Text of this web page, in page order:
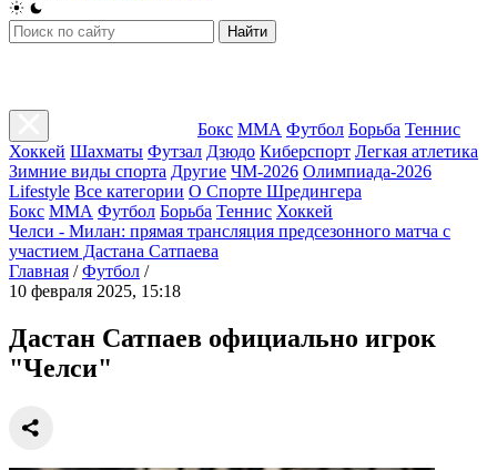
Найти
Бокс ММА Футбол Борьба Теннис
Хоккей Шахматы Футзал Дзюдо Киберспорт Легкая атлетика
Зимние виды спорта Другие ЧМ-2026 Олимпиада-2026
Lifestyle Все категории О Спорте Шредингера
Бокс ММА Футбол Борьба Теннис Хоккей
Челси - Милан: прямая трансляция предсезонного матча с
участием Дастана Сатпаева
Главная / Футбол /
10 февраля 2025, 15:18
Дастан Сатпаев официально игрок
"Челси"